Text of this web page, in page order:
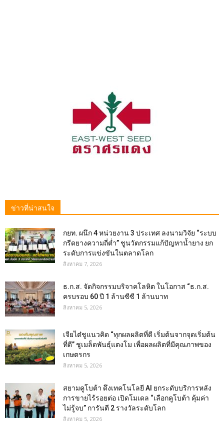
ข่าวที่น่าสนใจ
กยท. ผนึก 4 หน่วยงาน 3 ประเทศ ลงนามวิจัย “ระบบ
กรีดยางความถี่ต่ำ” ชูนวัตกรรมแก้ปัญหาน้ำยาง ยก
ระดับการแข่งขันในตลาดโลก
สิงหาคม 7, 2026
ธ.ก.ส. จัดกิจกรรมบริจาคโลหิต ในโอกาส “ธ.ก.ส.
ครบรอบ 60 ปี 1 ล้านซีซี 1 ล้านบาท
สิงหาคม 5, 2026
เจียไต๋ชูแนวคิด “ทุกผลผลิตที่ดี เริ่มต้นจากจุดเริ่มต้น
ที่ดี” ชูเมล็ดพันธุ์แตงโม เพื่อผลผลิตที่มีคุณภาพของ
เกษตรกร
สิงหาคม 5, 2026
สยามคูโบต้า ดึงเทคโนโลยี AI ยกระดับบริการหลัง
การขายไร้รอยต่อ เปิดโมเดล “เลือกคูโบต้า คุ้มค่า
ไม่รู้จบ” การันตี 2 รางวัลระดับโลก
สิงหาคม 5, 2026